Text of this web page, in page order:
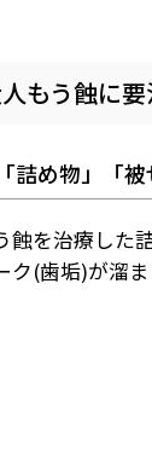
もう蝕に要
詰め物」「
蝕を治療した
ク(歯垢)が溜